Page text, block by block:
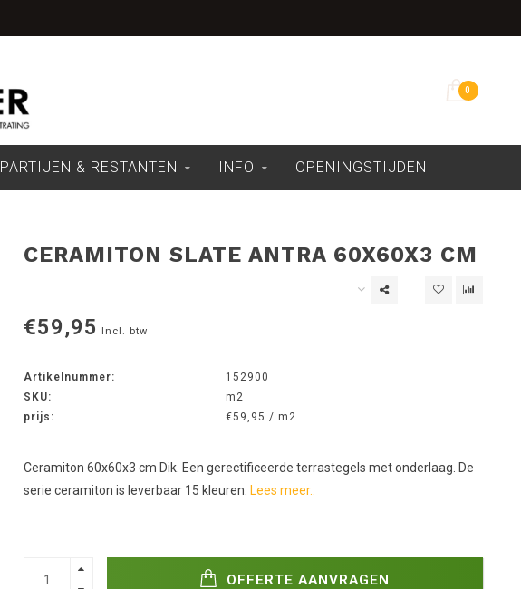
0
PARTIJEN & RESTANTEN INFO OPENINGSTIJDEN
CERAMITON SLATE ANTRA 60X60X3 CM
€59,95 Incl. btw
Artikelnummer:
152900
SKU:
m2
prijs:
€59,95 / m2
Ceramiton 60x60x3 cm Dik. Een gerectificeerde terrastegels met onderlaag. De
serie ceramiton is leverbaar 15 kleuren. Lees meer..
OFFERTE AANVRAGEN